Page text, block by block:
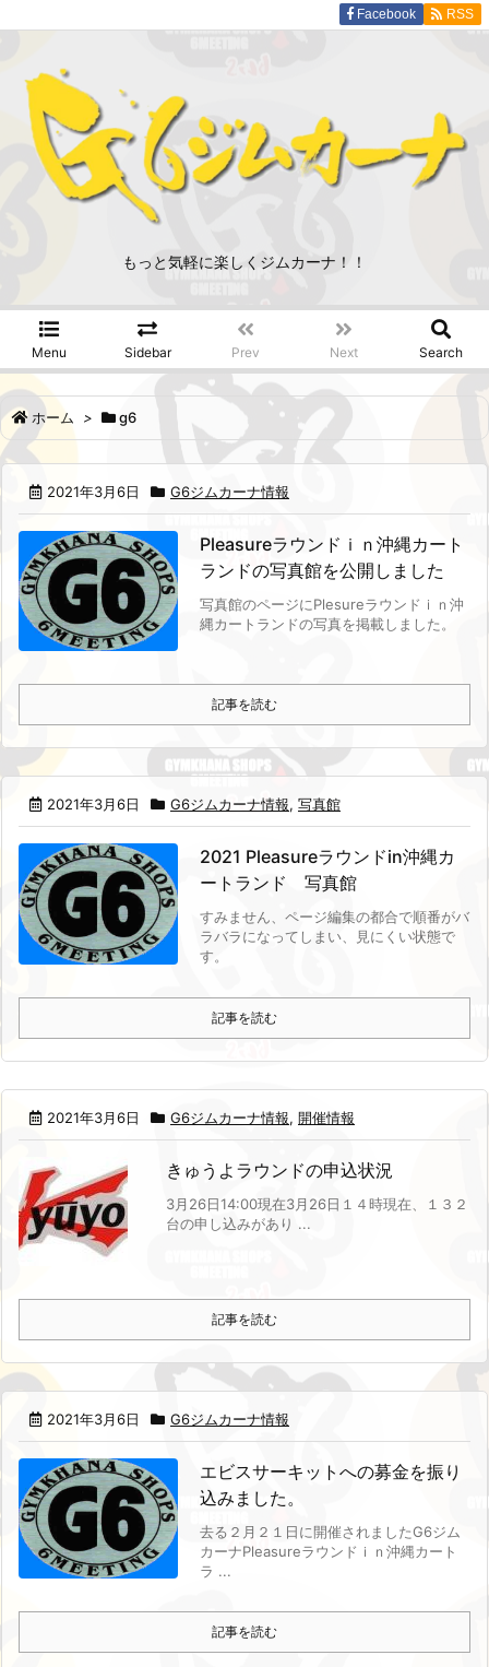
もっと気軽に楽しくジムカーナ！！
Menu Sidebar Prev Next Search
Facebook RSS
ホーム > g6
2021年3月6日 G6ジムカーナ情報
Pleasureラウンドｉｎ沖縄カート
ランドの写真館を公開しました
写真館のページにPlesureラウンドｉｎ沖
縄カートランドの写真を掲載しました。
記事を読む
2021年3月6日 G6ジムカーナ情報, 写真館
2021 Pleasureラウンドin沖縄カ
ートランド 写真館
すみません、ページ編集の都合で順番がバ
ラバラになってしまい、見にくい状態で
す。
記事を読む
2021年3月6日 G6ジムカーナ情報, 開催情報
きゅうよラウンドの申込状況
3月26日14:00現在3月26日１４時現在、１３２
台の申し込みがあり ...
記事を読む
2021年3月6日 G6ジムカーナ情報
エビスサーキットへの募金を振り
込みました。
去る２月２１日に開催されましたG6ジム
カーナPleasureラウンドｉｎ沖縄カート
ラ ...
記事を読む